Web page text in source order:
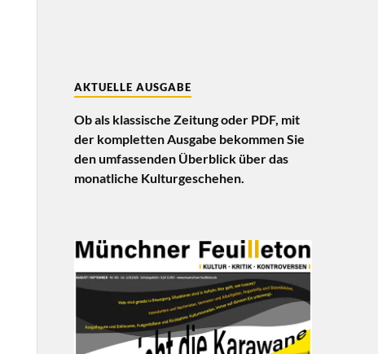
AKTUELLE AUSGABE
Ob als klassische Zeitung oder PDF, mit
der kompletten Ausgabe bekommen Sie
den umfassenden Überblick über das
monatliche Kulturgeschehen.